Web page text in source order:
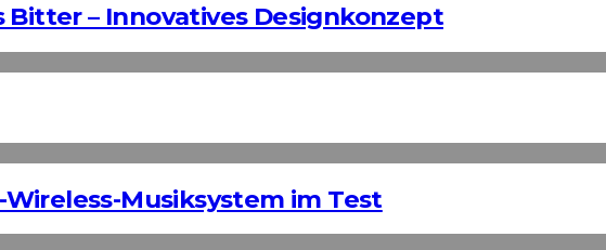
Bitter – Innovatives Designkonzept
Musiksystem im Test